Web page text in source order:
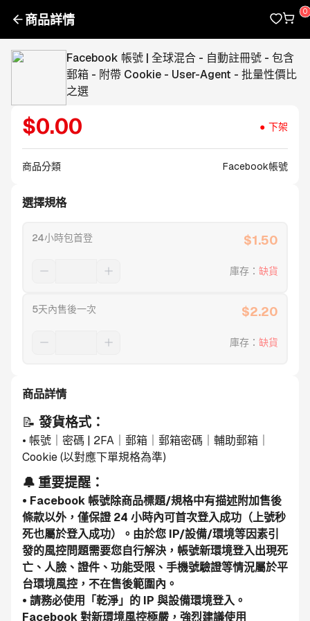
商品詳情
Facebook 帳號 | 全球混合 - 自動註冊號 - 包含
郵箱 - 附帶 Cookie - User-Agent - 批量性價比
之選
$0.00 下架
商品分類 Facebook帳號
選擇規格
24小時包首登 $1.50
庫存 ： 缺貨
5天內售後一次 $2.20
庫存 ： 缺貨
商品詳情
📝 發貨格式：
• 帳號｜密碼 | 2FA｜郵箱｜郵箱密碼｜輔助郵箱｜
Cookie (以對應下單規格為準)
🔔 重要提醒：
• Facebook 帳號除商品標題/規格中有描述附加售後
條款以外，僅保證 24 小時內可首次登入成功（上號秒
死也屬於登入成功）。由於您 IP/設備/環境等因素引
發的風控問題需要您自行解決，帳號新環境登入出現死
亡、人臉、證件、功能受限、手機號驗證等情況屬於平
台環境風控，不在售後範圍內。
• 請務必使用「乾淨」的 IP 與設備環境登入。
Facebook 對新環境風控極嚴，強烈建議使用